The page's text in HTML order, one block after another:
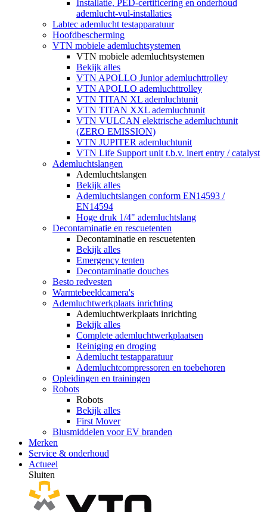
Installatie, PED-certificering en onderhoud
ademlucht-vul-installaties
Labtec ademlucht testapparatuur
Hoofdbescherming
VTN mobiele ademluchtsystemen
VTN mobiele ademluchtsystemen
Bekijk alles
VTN APOLLO Junior ademluchttrolley
VTN APOLLO ademluchttrolley
VTN TITAN XL ademluchtunit
VTN TITAN XXL ademluchtunit
VTN VULCAN elektrische ademluchtunit
(ZERO EMISSION)
VTN JUPITER ademluchtunit
VTN Life Support unit t.b.v. inert entry / catalyst
Ademluchtslangen
Ademluchtslangen
Bekijk alles
Ademluchtslangen conform EN14593 /
EN14594
Hoge druk 1/4" ademluchtslang
Decontaminatie en rescuetenten
Decontaminatie en rescuetenten
Bekijk alles
Emergency tenten
Decontaminatie douches
Besto redvesten
Warmtebeeldcamera's
Ademluchtwerkplaats inrichting
Ademluchtwerkplaats inrichting
Bekijk alles
Complete ademluchtwerkplaatsen
Reiniging en droging
Ademlucht testapparatuur
Ademluchtcompressoren en toebehoren
Opleidingen en trainingen
Robots
Robots
Bekijk alles
First Mover
Blusmiddelen voor EV branden
Merken
Service & onderhoud
Actueel
Sluiten